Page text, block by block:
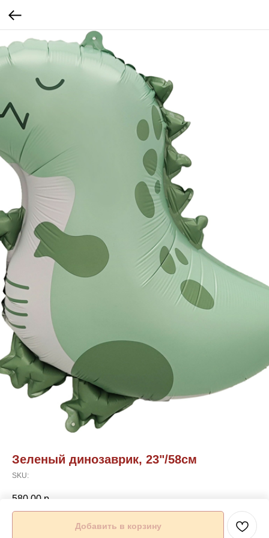
Зеленый динозаврик, 23"/58см
SKU:
580,00 р.
Добавить в корзину